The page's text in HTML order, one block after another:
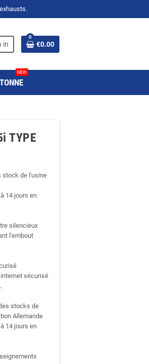
in
0
€0.00
NEW
TYPE
stock de l'usine
14 jours en
silencieux
l'embout
sécurisé
stocks de
Allemande
14 jours en
agent